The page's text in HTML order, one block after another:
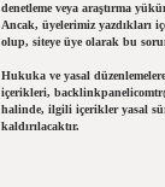
denetleme veya araştırma
Ancak, üyelerimiz yazdıkları
olup, siteye üye olarak bu
Hukuka ve yasal
içerikleri,
halinde, ilgili içerikler yasal
kaldırılacaktır.